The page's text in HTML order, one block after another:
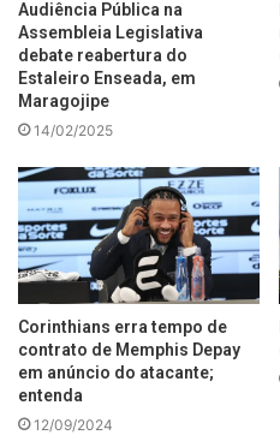
Audiência Pública na
Assembleia Legislativa
debate reabertura do
Estaleiro Enseada, em
Maragojipe
14/02/2025
Corinthians erra tempo de
contrato de Memphis Depay
em anúncio do atacante;
entenda
12/09/2024